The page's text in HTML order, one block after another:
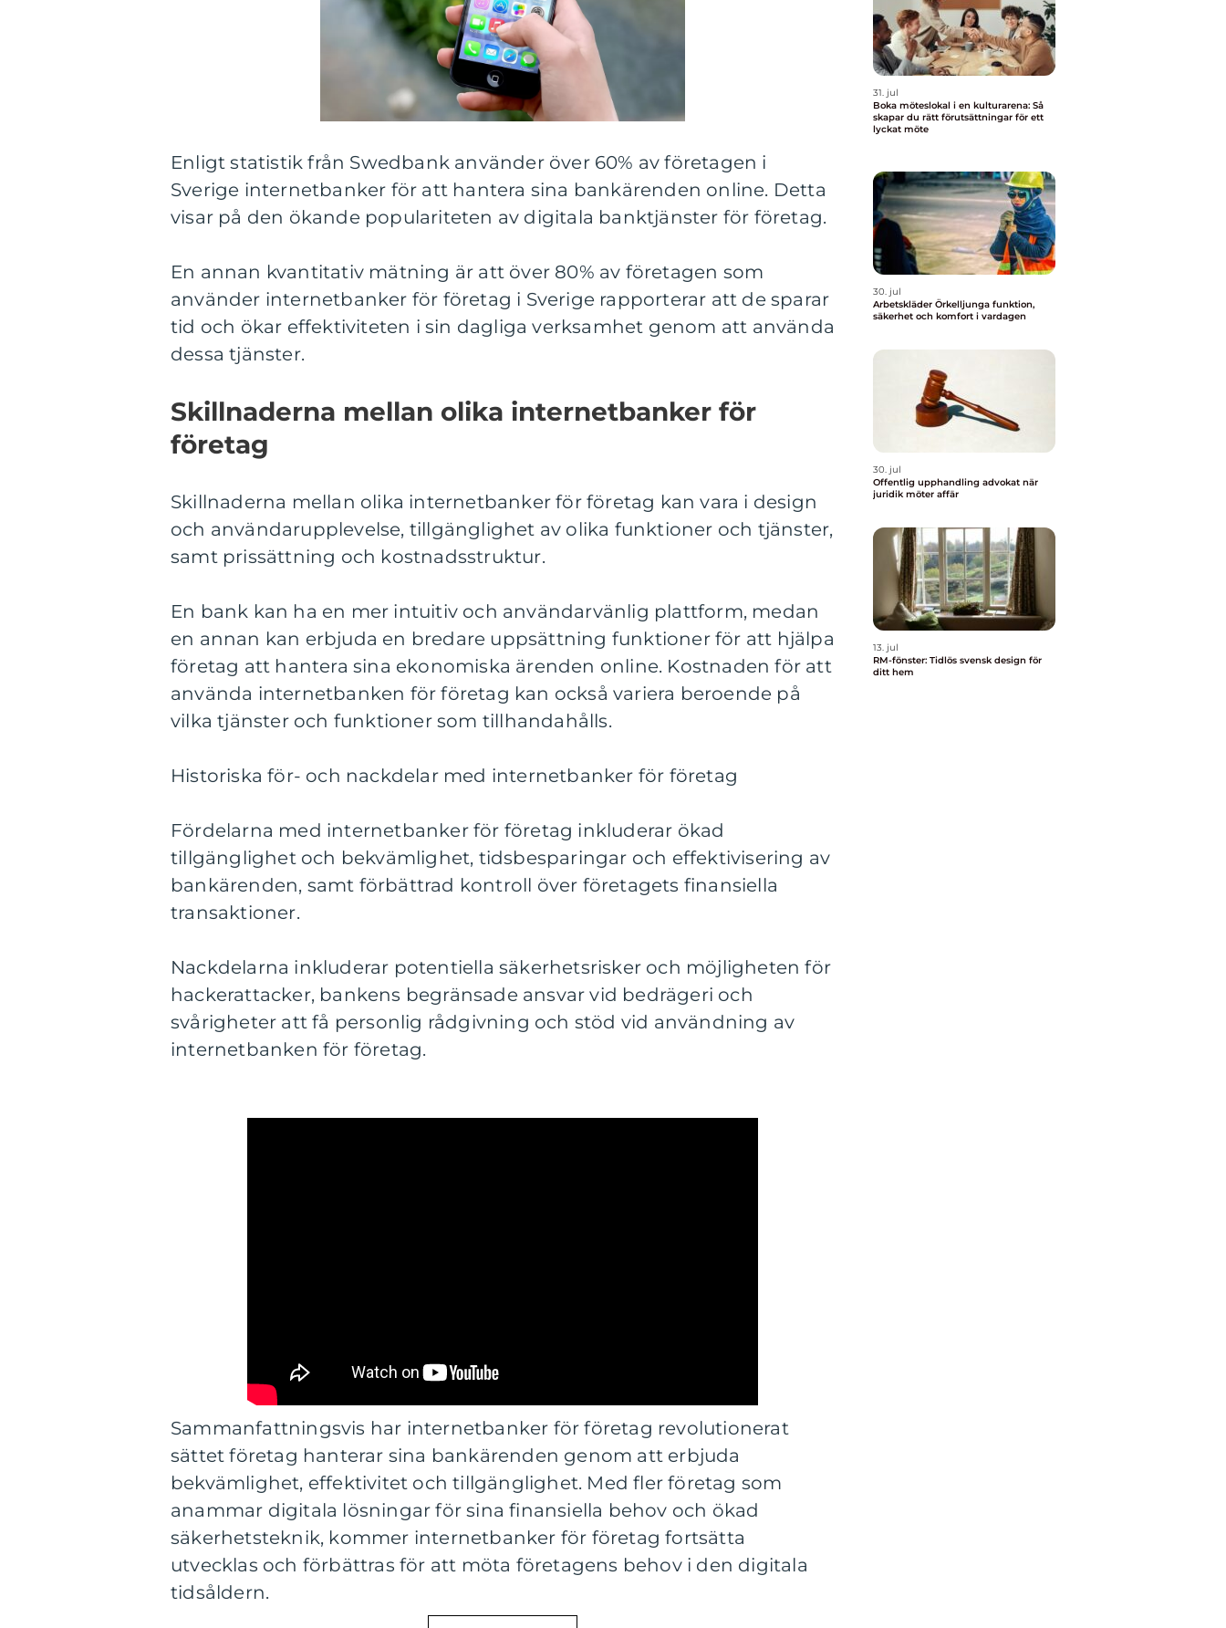
Enligt statistik från Swedbank använder över 60% av företagen i
Sverige internetbanker för att hantera sina bankärenden online. Detta
visar på den ökande populariteten av digitala banktjänster för företag.
En annan kvantitativ mätning är att över 80% av företagen som
använder internetbanker för företag i Sverige rapporterar att de sparar
tid och ökar effektiviteten i sin dagliga verksamhet genom att använda
dessa tjänster.
Skillnaderna mellan olika internetbanker för
företag
Skillnaderna mellan olika internetbanker för företag kan vara i design
och användarupplevelse, tillgänglighet av olika funktioner och tjänster,
samt prissättning och kostnadsstruktur.
En bank kan ha en mer intuitiv och användarvänlig plattform, medan
en annan kan erbjuda en bredare uppsättning funktioner för att hjälpa
företag att hantera sina ekonomiska ärenden online. Kostnaden för att
använda internetbanken för företag kan också variera beroende på
vilka tjänster och funktioner som tillhandahålls.
Historiska för- och nackdelar med internetbanker för företag
Fördelarna med internetbanker för företag inkluderar ökad
tillgänglighet och bekvämlighet, tidsbesparingar och effektivisering av
bankärenden, samt förbättrad kontroll över företagets finansiella
transaktioner.
Nackdelarna inkluderar potentiella säkerhetsrisker och möjligheten för
hackerattacker, bankens begränsade ansvar vid bedrägeri och
svårigheter att få personlig rådgivning och stöd vid användning av
internetbanken för företag.
Sammanfattningsvis har internetbanker för företag revolutionerat
sättet företag hanterar sina bankärenden genom att erbjuda
bekvämlighet, effektivitet och tillgänglighet. Med fler företag som
anammar digitala lösningar för sina finansiella behov och ökad
säkerhetsteknik, kommer internetbanker för företag fortsätta
utvecklas och förbättras för att möta företagens behov i den digitala
tidsåldern.
31. jul
Boka möteslokal i en kulturarena: Så
skapar du rätt förutsättningar för ett
lyckat möte
30. jul
Arbetskläder Örkelljunga funktion,
säkerhet och komfort i vardagen
30. jul
Offentlig upphandling advokat när
juridik möter affär
13. jul
RM-fönster: Tidlös svensk design för
ditt hem